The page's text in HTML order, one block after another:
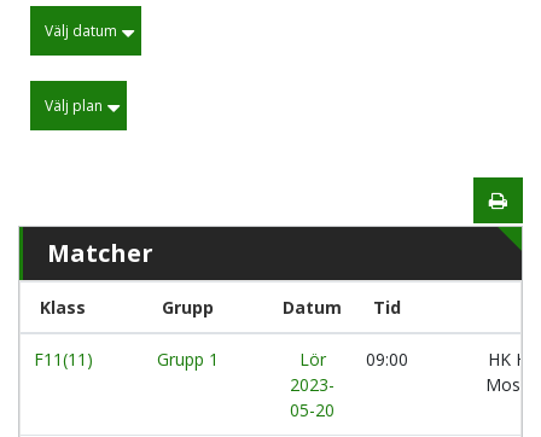
Välj datum
Välj plan
Matcher
Klass Grupp Datum Tid
F11(11) Grupp 1
Lör
2023-
05-20
09:00
HK